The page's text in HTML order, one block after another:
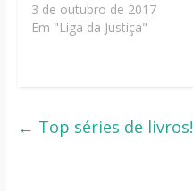
3 de outubro de 2017
Em "Liga da Justiça"
← Top séries de livros!